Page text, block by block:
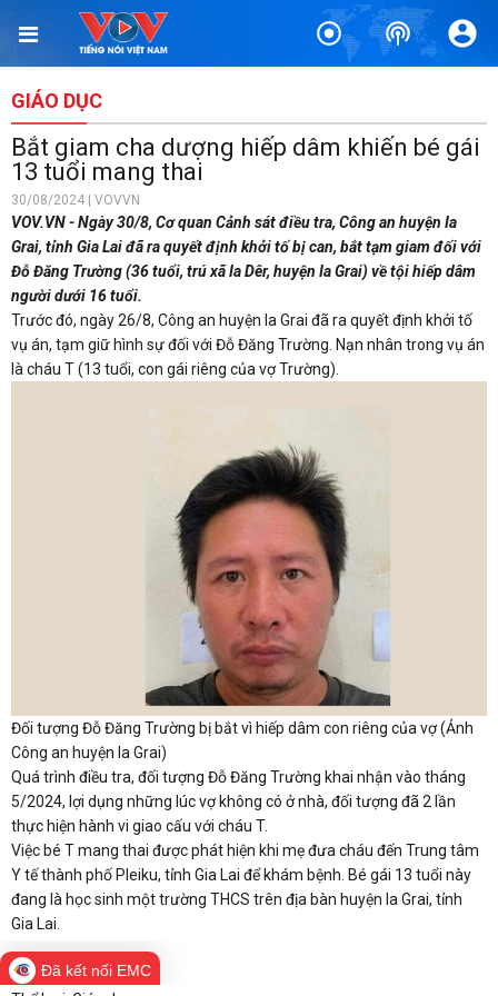
GIÁO DỤC
Bắt giam cha dượng hiếp dâm khiến bé gái
13 tuổi mang thai
30/08/2024 | VOVVN
VOV.VN - Ngày 30/8, Cơ quan Cảnh sát điều tra, Công an huyện Ia
Grai, tỉnh Gia Lai đã ra quyết định khởi tố bị can, bắt tạm giam đối với
Đỗ Đăng Trường (36 tuổi, trú xã Ia Dêr, huyện Ia Grai) về tội hiếp dâm
người dưới 16 tuổi.
Trước đó, ngày 26/8, Công an huyện Ia Grai đã ra quyết định khởi tố
vụ án, tạm giữ hình sự đối với Đỗ Đăng Trường. Nạn nhân trong vụ án
là cháu T (13 tuổi, con gái riêng của vợ Trường).
Đối tượng Đỗ Đăng Trường bị bắt vì hiếp dâm con riêng của vợ (Ảnh
Công an huyện Ia Grai)
Quá trình điều tra, đối tượng Đỗ Đăng Trường khai nhận vào tháng
5/2024, lợi dụng những lúc vợ không có ở nhà, đối tượng đã 2 lần
thực hiện hành vi giao cấu với cháu T.
Việc bé T mang thai được phát hiện khi mẹ đưa cháu đến Trung tâm
Y tế thành phố Pleiku, tỉnh Gia Lai để khám bệnh. Bé gái 13 tuổi này
đang là học sinh một trường THCS trên địa bàn huyện Ia Grai, tỉnh
Gia Lai.
Yêu thích
Đã kết nối EMC